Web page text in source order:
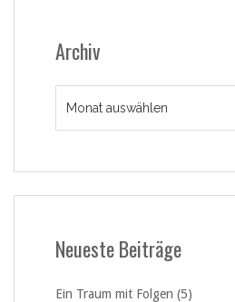
Archiv
Neueste Beiträge
Ein Traum mit Folgen (5)